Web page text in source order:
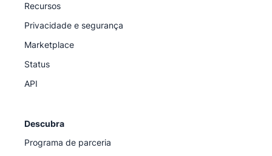
Recursos
Privacidade e segurança
Marketplace
Status
API
Descubra
Programa de parceria